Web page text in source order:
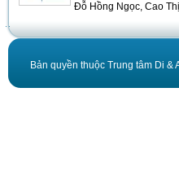
Đỗ Hồng Ngọc, Cao
Bản quyền thuộc Trung tâm Di &